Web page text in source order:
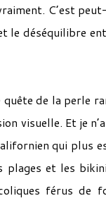
C’est
le déséquilibre
de la perle
visuelle. Et je
qui plus
plages et les
férus de